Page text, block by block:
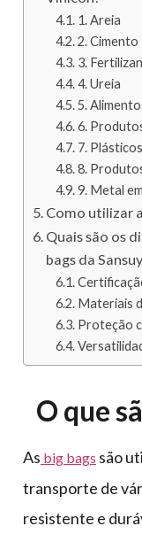
1. Areia
2. Cimento
3.
4. Ureia
5.
6.
7. Plásticos
8.
9. Metal
Como utilizar
Quais são os
bags da
Materiais
Proteção
O que
As big bags são
transporte de
resistente e